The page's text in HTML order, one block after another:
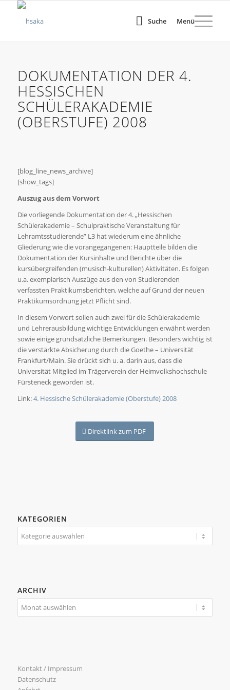
Suche Menü
DOKUMENTATION DER 4.
HESSISCHEN
SCHÜLERAKADEMIE
(OBERSTUFE) 2008
[blog_line_news_archive]
[show_tags]
Auszug aus dem Vorwort
Die vorliegende Dokumentation der 4. „Hessischen
Schülerakademie – Schulpraktische Veranstaltung für
Lehramtsstudierende” L3 hat wiederum eine ähnliche
Gliederung wie die vorangegangenen: Hauptteile bilden die
Dokumentation der Kursinhalte und Berichte über die
kursübergreifenden (musisch-kulturellen) Aktivitäten. Es folgen
u.a. exemplarisch Auszüge aus den von Studierenden
verfassten Praktikumsberichten, welche auf Grund der neuen
Praktikumsordnung jetzt Pflicht sind.
In diesem Vorwort sollen auch zwei für die Schülerakademie
und Lehrerausbildung wichtige Entwicklungen erwähnt werden
sowie einige grundsätzliche Bemerkungen. Besonders wichtig ist
die verstärkte Absicherung durch die Goethe – Universität
Frankfurt/Main. Sie drückt sich u. a. darin aus, dass die
Universität Mitglied im Trägerverein der Heimvolkshochschule
Fürsteneck geworden ist.
Link:4. Hessische Schülerakademie (Oberstufe) 2008
Direktlink zum PDF
KATEGORIEN
Kategorien
ARCHIV
Kontakt / Impressum
Datenschutz